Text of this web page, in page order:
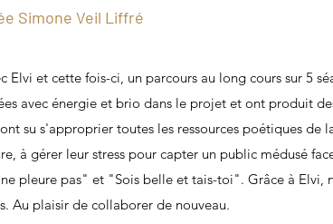
Simone Veil Liffré
Elvi et cette fois-ci, un parcours au long cours sur 5
avec énergie et brio dans le projet et ont produit
su s'approprier toutes les ressources poétiques de
à gérer leur stress pour capter un public médusé
pleure pas" et "Sois belle et tais-toi". Grâce à Elvi,
Au plaisir de collaborer de nouveau.